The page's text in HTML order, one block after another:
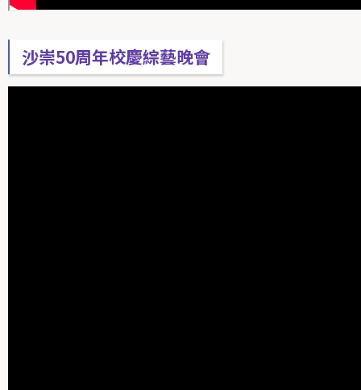
沙崇50周年校慶綜藝晚會